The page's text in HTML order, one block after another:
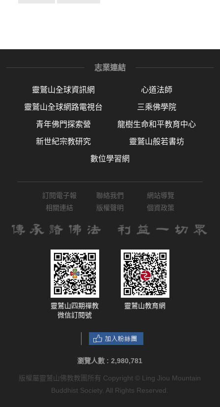
志業連結
靈鷲山全球資訊網 心道法師
靈鷲山全球網路電視台 三乘佛學院
青年佛門探索營 龍樹生命和平教育中心
新世紀宗教研究 靈鷲山般若書坊
數位學習網
訂閱電子報 聯絡我們
網站導覽
相關連結
版權聲明 個資政策
靈鷲山四期禪教
微信訂閱號
靈鷲山教育網
瀏覽人數 :2,980,781
版權屬靈鷲山佛教教團所有 Copyright © Ling Jiou Mountain
Buddhist Society. All Rights Reserved.